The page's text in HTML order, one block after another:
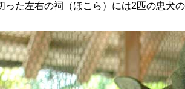
った左右の祠（ほこら）には2匹の忠犬